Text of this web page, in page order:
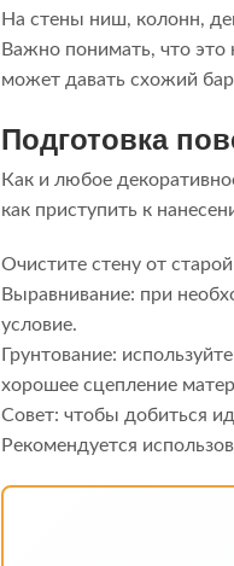
На стены ниш, колонн,
Важно понимать, что это
может давать схожий
Подготовка
Как и любое
как приступить к
Очистите стену от
Выравнивание: при
условие.
Грунтование:
хорошее сцепление
Совет: чтобы добиться
Рекомендуется